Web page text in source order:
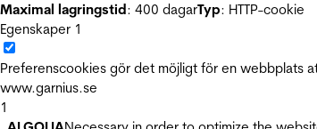
Maximal lagringstid: 400 dagarTyp: HTTP-cookie
Egenskaper 1
Preferenscookies gör det möjligt för en webbplats
www.garnius.se
1